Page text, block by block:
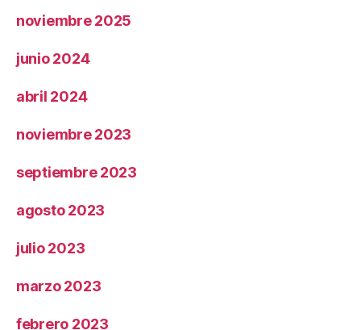
noviembre 2025
junio 2024
abril 2024
noviembre 2023
septiembre 2023
agosto 2023
julio 2023
marzo 2023
febrero 2023